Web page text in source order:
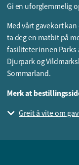
Gi en uforglemmelig
Med vårt gavekort
ta deg en matbit på
fasiliteter innen Parks
Djurpark og
Sommarland.
Merk at
Greit å vite om